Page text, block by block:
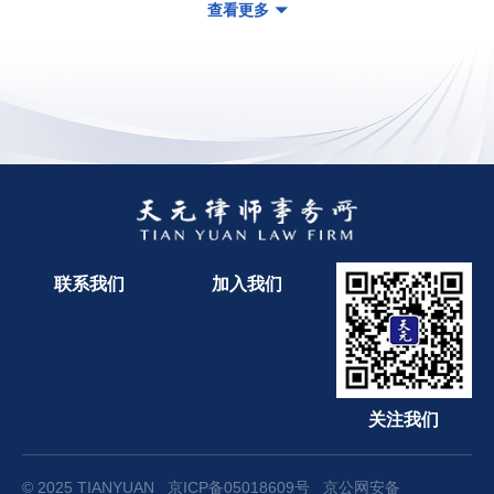
查看更多
联系我们 加入我们
关注我们
© 2025 TIANYUAN 京ICP备05018609号 京公网安备